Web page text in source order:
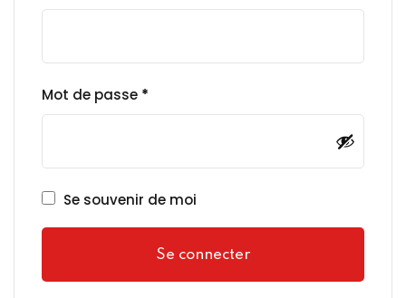
Mot de passe *
Se souvenir de moi
Se connecter